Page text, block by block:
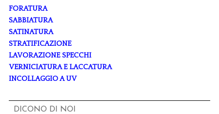
FORATURA
SABBIATURA
SATINATURA
STRATIFICAZIONE
LAVORAZIONE SPECCHI
VERNICIATURA E LACCATURA
INCOLLAGGIO A UV
DICONO DI NOI